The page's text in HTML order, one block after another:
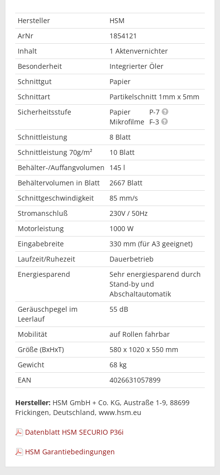
Hersteller
HSM
ArNr
1854121
Inhalt
1 Aktenvernichter
Besonderheit
Integrierter Öler
Schnittgut
Papier
Schnittart
Partikelschnitt 1mm x 5mm
Sicherheitsstufe
Papier
P-7
Mikrofilme F-3
Schnittleistung
8 Blatt
Schnittleistung 70g/m²
10 Blatt
Behälter-/Auffangvolumen
145 l
Behältervolumen in Blatt
2667 Blatt
Schnittgeschwindigkeit
85 mm/s
Stromanschluß
230V / 50Hz
Motorleistung
1000 W
Eingabebreite
330 mm (für A3 geeignet)
Laufzeit/Ruhezeit
Dauerbetrieb
Energiesparend
Sehr energiesparend durch
Stand-by und
Abschaltautomatik
Geräuschpegel im
Leerlauf
55 dB
Mobilität
auf Rollen fahrbar
Größe (BxHxT)
580 x 1020 x 550 mm
Gewicht
68 kg
EAN
4026631057899
Hersteller: HSM GmbH + Co. KG, Austraße 1-9, 88699
Frickingen, Deutschland, www.hsm.eu
Datenblatt HSM SECURIO P36i
HSM Garantiebedingungen